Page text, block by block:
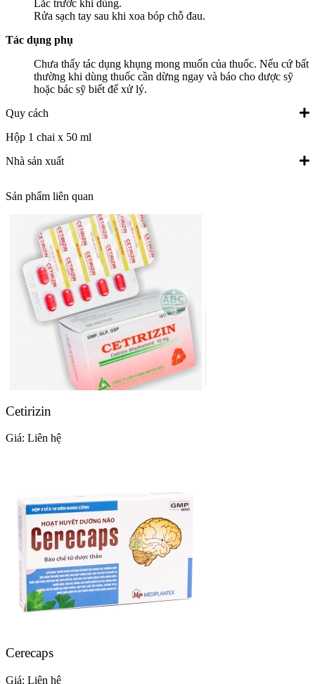
Lắc trước khi dùng.
Rửa sạch tay sau khi xoa bóp chỗ đau.
Tác dụng phụ
Chưa thấy tác dụng khụng mong muốn của thuốc. Nếu cứ bất
thường khi dùng thuốc cần dừng ngay và báo cho dược sỹ
hoặc bác sỹ biết để xử lý.
Quy cách
Hộp 1 chai x 50 ml
Nhà sản xuất
Sản phẩm liên quan
Cetirizin
Giá: Liên hệ
Cerecaps
Giá: Liên hệ